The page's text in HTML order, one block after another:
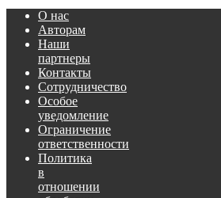
О нас
Авторам
Наши
партнеры
Контакты
Сотрудничество
Особое
уведомление
Ограничение
ответственности
Политика
в
отношении